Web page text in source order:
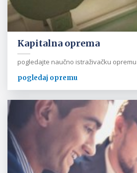
Kapitalna oprema
pogledajte naučno istraživačku
pogledaj opremu